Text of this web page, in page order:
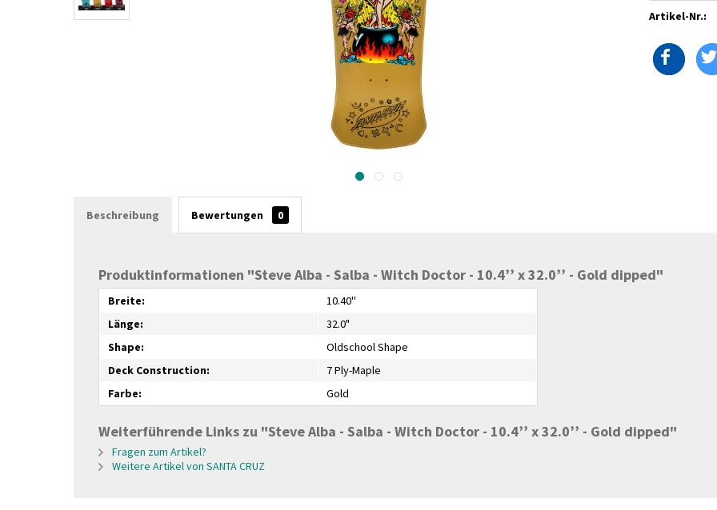
Artikel-Nr.:
Beschreibung Bewertungen 0
Produktinformationen "Steve Alba - Salba - Witch Doctor - 10.4’’ x 32.0’’ - Gold dipped"
Breite:
10.40''
Länge:
32.0"
Shape:
Oldschool Shape
Deck Construction:
7 Ply-Maple
Farbe:
Gold
Weiterführende Links zu "Steve Alba - Salba - Witch Doctor - 10.4’’ x 32.0’’ - Gold dipped"
Fragen zum Artikel?
Weitere Artikel von SANTA CRUZ